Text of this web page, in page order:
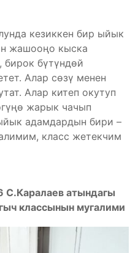
кезиккен бир ыйык
жашооңо кыска
бүтүндөй
Алар сөзү менен
Алар китеп окутуп
жарык чачып
адамдардын бири –
класс жетекчим
атындагы
классынын мугалими